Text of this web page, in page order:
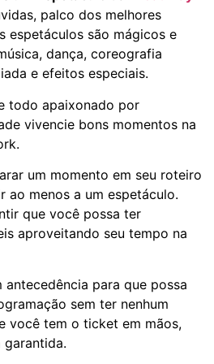
palco dos melhores
espetáculos são mágicos e
dança, coreografia
e efeitos especiais.
todo apaixonado por
vivencie bons momentos na
um momento em seu roteiro
ao menos a um espetáculo.
que você possa ter
aproveitando seu tempo na
antecedência para que possa
sem ter nenhum
você tem o ticket em mãos,
garantida.